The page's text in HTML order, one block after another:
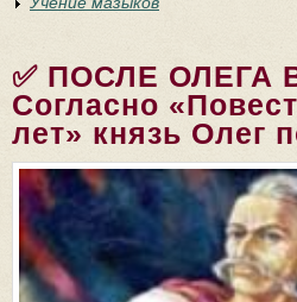
✅ ПОСЛЕ ОЛЕГА
Согласно
лет» князь Олег